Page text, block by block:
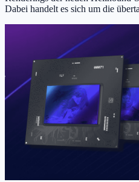
Dabei handelt es sich um die